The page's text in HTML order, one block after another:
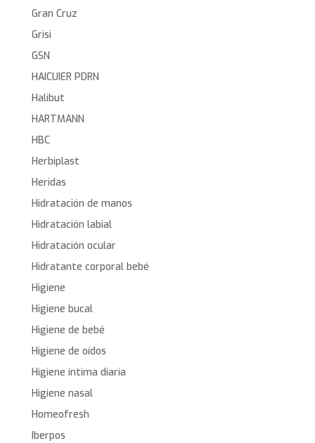
Gran Cruz
Grisi
GSN
HAICUIER PDRN
Halibut
HARTMANN
HBC
Herbiplast
Heridas
Hidratación de manos
Hidratación labial
Hidratación ocular
Hidratante corporal bebé
Higiene
Higiene bucal
Higiene de bebé
Higiene de oídos
Higiene íntima diaria
Higiene nasal
Homeofresh
Iberpos